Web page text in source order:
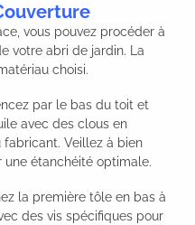
vous pouvez procéder à
votre abri de jardin. La
choisi.
par le bas du toit et
avec des clous en
Veillez à bien
étanchéité optimale.
la première tôle en bas à
des vis spécifiques pour